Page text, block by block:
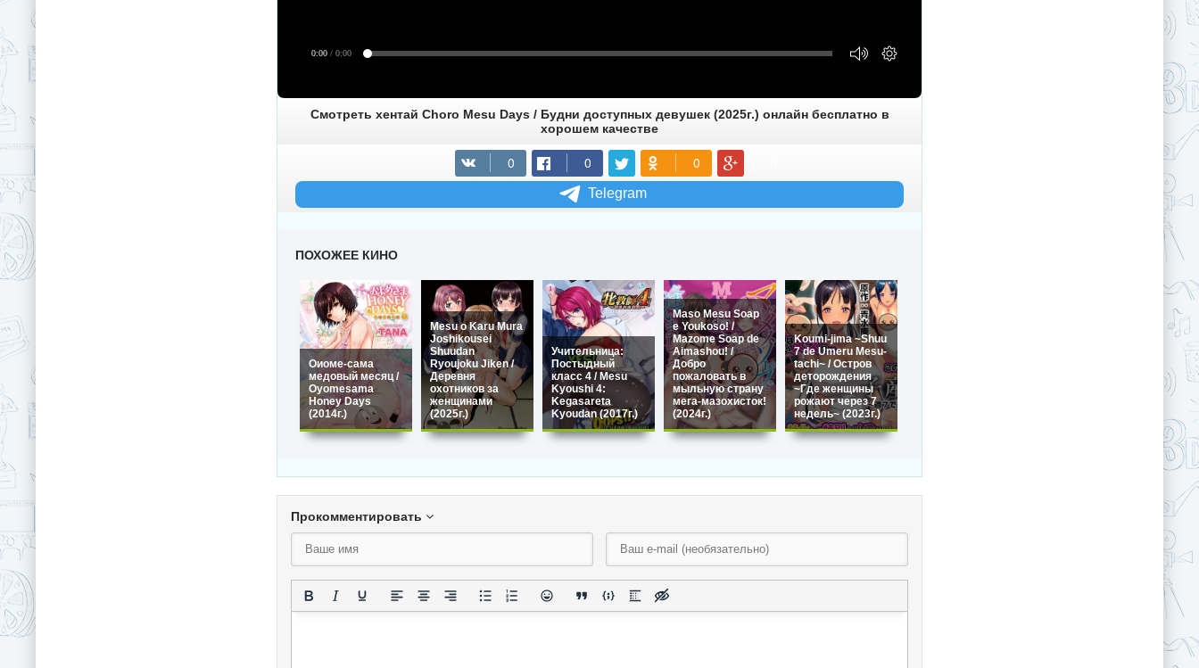
0:00 / 0:00
Смотреть хентай Choro Mesu Days / Будни доступных девушек (2025г.) онлайн бесплатно в
хорошем качестве
Telegram
ПОХОЖЕЕ КИНО
Оиоме-сама
медовый месяц /
Oyomesama
Honey Days
(2014г.)
Mesu o Karu Mura
Joshikousei
Shuudan
Ryoujoku Jiken /
Деревня
охотников за
женщинами
(2025г.)
Учительница:
Постыдный
класс 4 / Mesu
Kyoushi 4:
Kegasareta
Kyoudan (2017г.)
Maso Mesu Soap
e Youkoso! /
Mazome Soap de
Aimashou! /
Добро
пожаловать в
мыльную страну
мега-мазохисток!
(2024г.)
Koumi-jima ~Shuu
7 de Umeru Mesu-
tachi~ / Остров
деторождения
~Где женщины
рожают через 7
недель~ (2023г.)
Прокомментировать